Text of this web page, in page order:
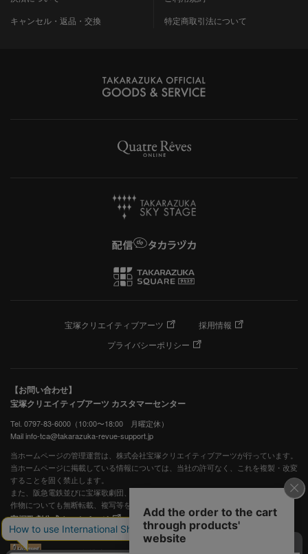
キャンセル・返品・交換
特定商取引法について
宝塚クリエイティブアーツ
採用情報
プライバシーポリシー
【お問い合わせ】
宝塚クリエイティブアーツ カスタマーセンター
Tel. 0797-83-6000（10:00〜18:00 月曜定休）
Mail info-tca@takarazuka-revue-support.jp
当ホームページの管理運営は、株式会社宝塚クリエイティブアーツが行っています。
当ホームページに掲載している情報については、当社の許可なく、これを複製・改変
することを固く禁止します。
また、阪急電鉄並びに宝塚歌劇団、宝塚クリエイティブアーツの出版物ほか写真等著
作物についても無断転載、複写等を禁じます。
宝塚歌劇公式ホームページ